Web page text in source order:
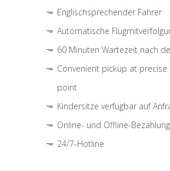
Englischsprechender Fahrer
Automatische
60 Minuten Wartezeit nach
Convenient pickup at precise
point
Kindersitze verfügbar auf
Online- und Offline-
24/7-Hotline